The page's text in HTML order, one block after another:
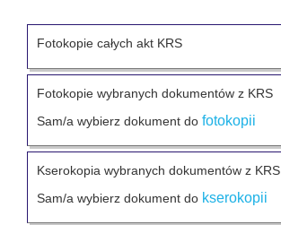
Fotokopie całych akt KRS
Fotokopie wybranych dokumentów z KRS
Sam/a wybierz dokument do fotokopii
Kserokopia wybranych dokumentów z KRS
Sam/a wybierz dokument do kserokopii